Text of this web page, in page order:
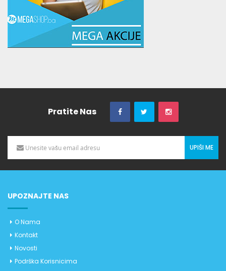
Pratite Nas
UPIŠI ME
UPOZNAJTE NAS
O Nama
Kontakt
Novosti
Podrška Korisnicima